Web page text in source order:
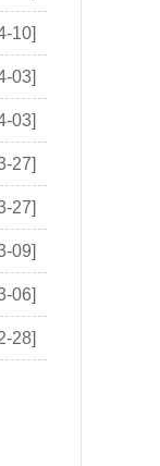
10]
03]
03]
27]
27]
09]
06]
28]